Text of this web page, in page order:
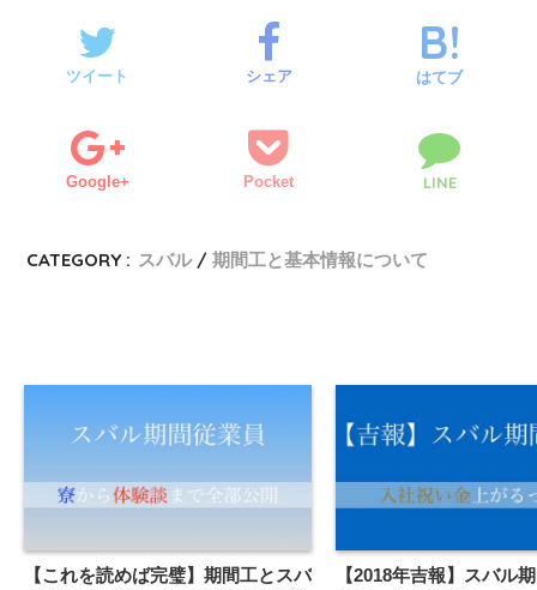
ツイート シェア はてブ
Google+ Pocket LINE
CATEGORY : スバル 期間工と基本情報について
【これを読めば完璧】期間工とスバ
【2018年吉報】スバル